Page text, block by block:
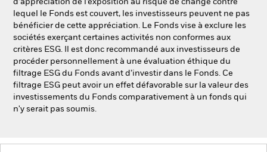
d’appréciation de l’exposition au risque de change contre
lequel le Fonds est couvert, les investisseurs peuvent ne pas
bénéficier de cette appréciation. Le Fonds vise à exclure les
sociétés exerçant certaines activités non conformes aux
critères ESG. Il est donc recommandé aux investisseurs de
procéder personnellement à une évaluation éthique du
filtrage ESG du Fonds avant d’investir dans le Fonds. Ce
filtrage ESG peut avoir un effet défavorable sur la valeur des
investissements du Fonds comparativement à un fonds qui
n'y serait pas soumis.